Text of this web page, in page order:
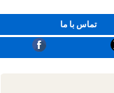
تماس با ما